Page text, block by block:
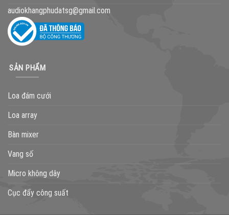
audiokhangphudatsg@gmail.com
SẢN PHẨM
Loa đám cưới
Loa array
Bàn mixer
Vang số
Micro không dây
Cục đẩy công suất